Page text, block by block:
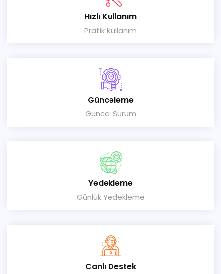
Hızlı Kullanım
Pratik Kullanım
Günceleme
Güncel Sürüm
Yedekleme
Günlük Yedekleme
Canlı Destek